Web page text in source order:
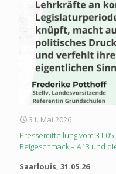
31. Mai 2026
Pressemitteilung vom
Beigeschmack – A13 und
Saarlouis, 31.05.26